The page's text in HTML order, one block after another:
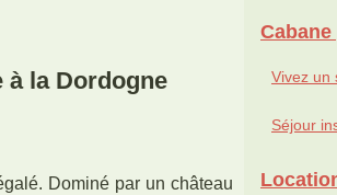
à la Dordogne
Dominé par un château
Vivez un
Séjour